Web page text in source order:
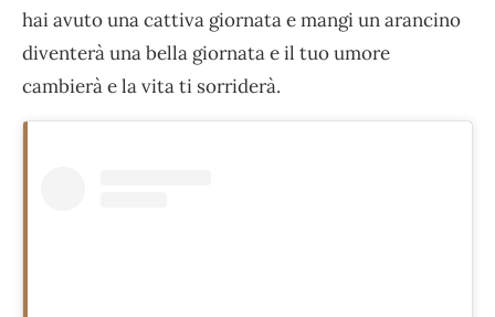
hai avuto una cattiva giornata e mangi un arancino
diventerà una bella giornata e il tuo umore
cambierà e la vita ti sorriderà.